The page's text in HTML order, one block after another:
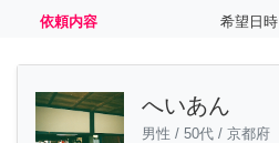
依頼内容 希望日時
へいあん
男性 / 50代 / 京都府